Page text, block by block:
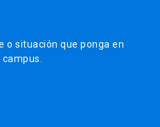
o situación que ponga en